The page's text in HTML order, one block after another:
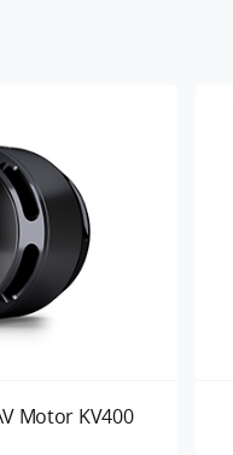
Motor KV400